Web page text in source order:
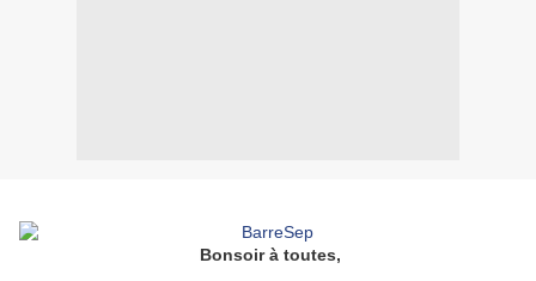
Bonsoir à toutes,